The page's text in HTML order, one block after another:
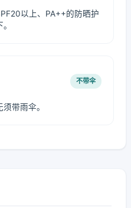
以上、PA++的防晒护
不带伞
带雨伞。